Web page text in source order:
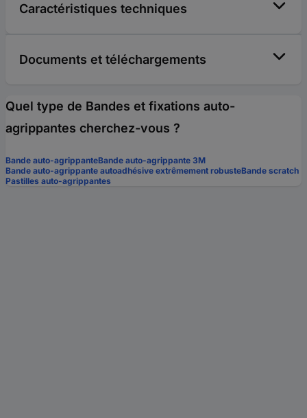
Caractéristiques techniques
Documents et téléchargements
Quel type de Bandes et fixations auto-
agrippantes cherchez-vous ?
Bande auto-agrippanteBande auto-agrippante 3M
Bande auto-agrippante autoadhésive extrêmement robusteBande scratch
Pastilles auto-agrippantes